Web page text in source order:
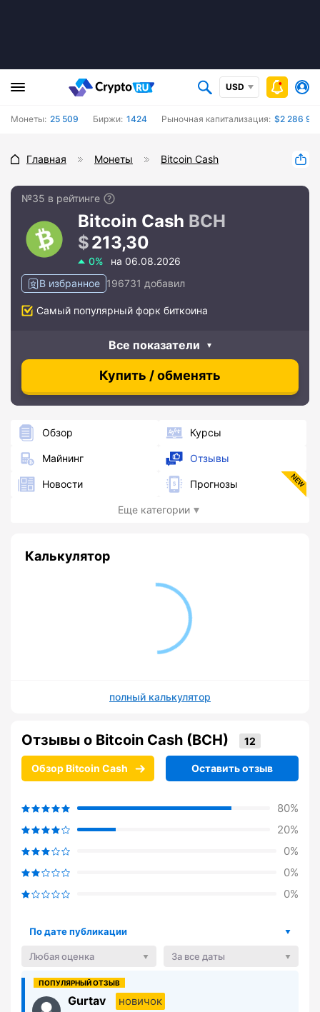
USD
Монеты: 25 509 Биржи: 1424 Рыночная капитализация: $2 286
Главная Монеты Bitcoin Cash
№35 в рейтинге
Bitcoin Cash BCH
213,30
0%
на 06.08.2026
В избранное 196731 добавил
Самый популярный форк биткоина
Все показатели
Купить / обменять
Обзор Курсы
Майнинг Отзывы
Новости Прогнозы
Еще категории
Калькулятор
полный калькулятор
Отзывы о Bitcoin Cash (BCH)
Обзор Bitcoin Cash Оставить отзыв
80%
20%
0%
0%
0%
По дате публикации
Любая оценка За все даты
Gurtav
новичок